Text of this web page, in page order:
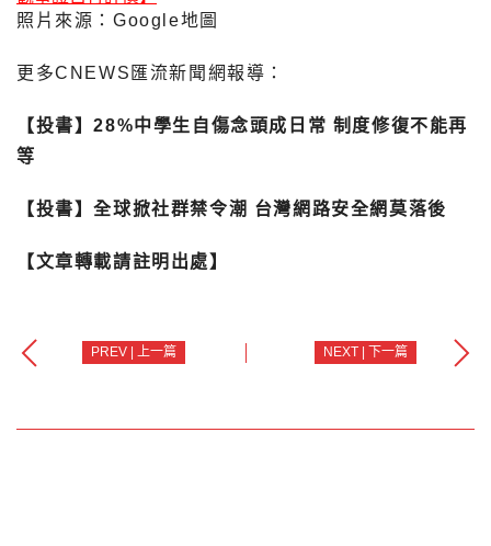
照片來源：Google地圖
更多CNEWS匯流新聞網報導：
【投書】28%中學生自傷念頭成日常 制度修復不能再
等
【投書】全球掀社群禁令潮 台灣網路安全網莫落後
【文章轉載請註明出處】
PREV | 上一篇 NEXT | 下一篇